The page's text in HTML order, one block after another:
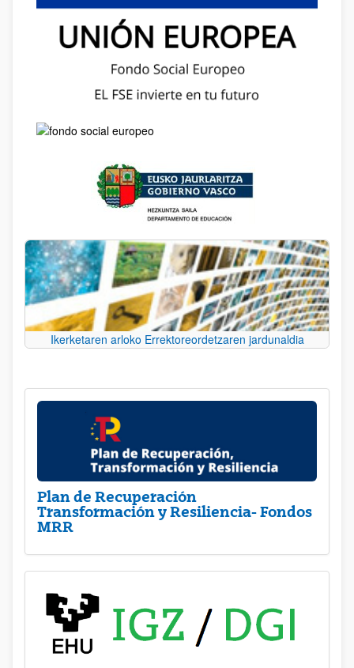
Ikerketaren arloko Errektoreordetzaren jardunaldia
Plan de Recuperación
Transformación y Resiliencia- Fondos
MRR